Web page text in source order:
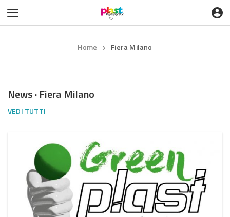
Home ❯ Fiera Milano
News · Fiera Milano
VEDI TUTTI